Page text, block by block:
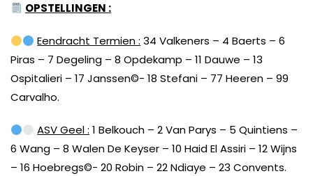
OPSTELLINGEN :
Eendracht Termien : 34 Valkeners – 4 Baerts – 6
Piras – 7 Degeling – 8 Opdekamp – 11 Dauwe – 13
Ospitalieri – 17 Janssen©️- 18 Stefani – 77 Heeren – 99
Carvalho.
ASV Geel : 1 Belkouch – 2 Van Parys – 5 Quintiens –
6 Wang – 8 Walen De Keyser – 10 Haid El Assiri – 12 Wijns
– 16 Hoebregs©️- 20 Robin – 22 Ndiaye – 23 Convents.